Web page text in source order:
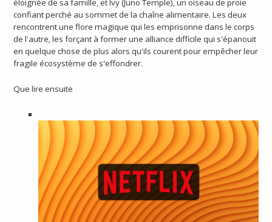
éloignée de sa famille, et Ivy (Juno Temple), un oiseau de proie
confiant perché au sommet de la chaîne alimentaire. Les deux
rencontrent une flore magique qui les emprisonne dans le corps
de l'autre, les forçant à former une alliance difficile qui s'épanouit
en quelque chose de plus alors qu'ils courent pour empêcher leur
fragile écosystème de s'effondrer.
Que lire ensuite